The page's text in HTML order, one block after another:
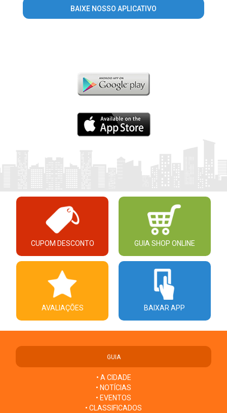
BAIXE NOSSO APLICATIVO
CUPOM DESCONTO GUIA SHOP ONLINE
AVALIAÇÕES BAIXAR APP
GUIA
• A CIDADE
• NOTÍCIAS
• EVENTOS
• CLASSIFICADOS